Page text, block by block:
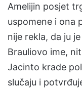
Amelijin posjet
uspomene i ona
nije rekla, da ju
Brauliovo ime,
Jacinto krade
slučaju i